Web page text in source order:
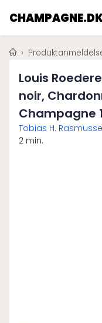
Louis
noir,
Champagne
Tobias H.
2 min.